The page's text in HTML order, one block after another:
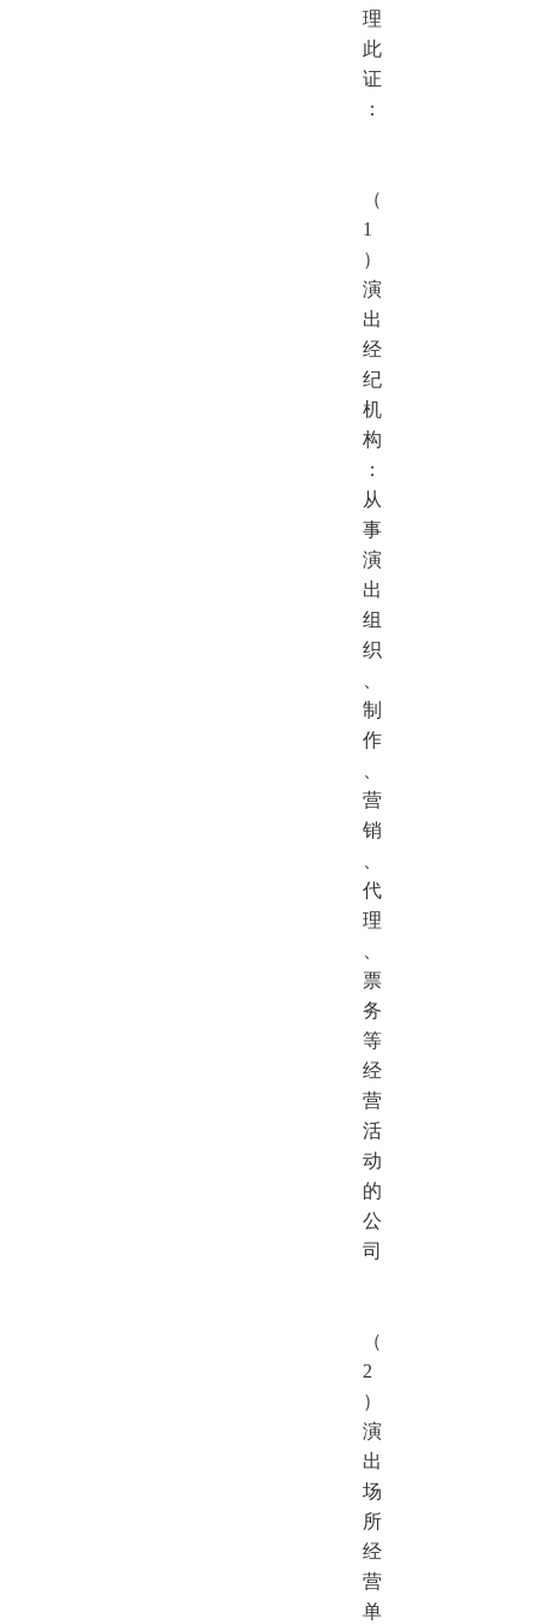
理
此
证
：
（
1
）
演
出
经
纪
机
构
：
从
事
演
出
组
织
制
作
营
销
代
理
票
务
等
经
营
活
动
的
公
司
（
2
）
演
出
场
所
经
营
单